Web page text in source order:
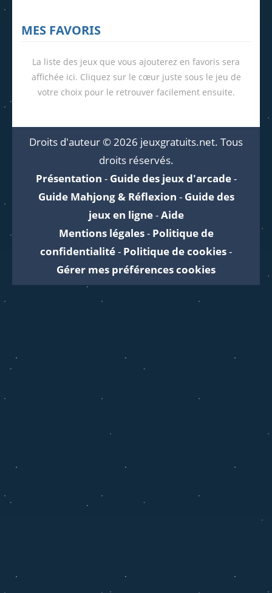
MES FAVORIS
La liste des jeux que vous ajouterez en favoris sera
affichée ici. Cliquez sur le cœur juste sous le jeu de
votre choix pour le retrouver facilement ensuite.
Droits d'auteur © 2026 jeuxgratuits.net. Tous
droits réservés.
Présentation - Guide des jeux d'arcade-
Guide Mahjong & Réflexion - Guide des
jeux en ligne-Aide
Mentions légales- Politique de
confidentialité- Politique de cookies-
Gérer mes préférences cookies